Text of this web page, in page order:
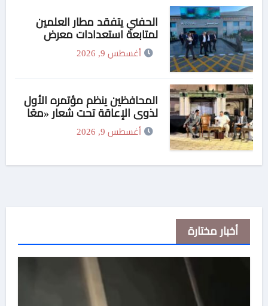
الحفني يتفقد مطار العلمين
لمتابعة استعدادات معرض
الطيران والفضاء
أغسطس 9, 2026
المحافظين ينظم مؤتمره الأول
لذوي الإعاقة تحت شعار «معًا
بلا حواجز نحو 2030»
أغسطس 9, 2026
أخبار مختارة